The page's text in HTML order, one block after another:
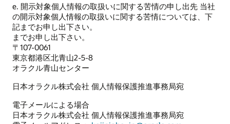
e. 開示対象個人情報の取扱いに関する苦情の申し出先 当社
の開示対象個人情報の取扱いに関する苦情については、下
記までお申し出下さい。
までお申し出下さい。
〒107-0061
東京都港区北青山2-5-8
オラクル青山センター
日本オラクル株式会社 個人情報保護推進事務局宛
電子メールによる場合
日本オラクル株式会社 個人情報保護推進事務局宛